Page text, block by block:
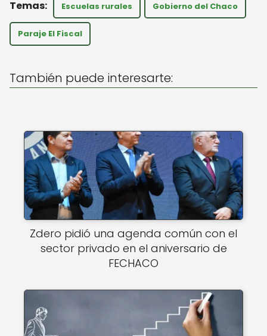
ts
A
p
e
b
o
k
l
Escuelas rurales Gobierno del Chaco
Paraje El Fiscal
También puede interesarte:
Zdero pidió una agenda común con el
sector privado en el aniversario de
FECHACO